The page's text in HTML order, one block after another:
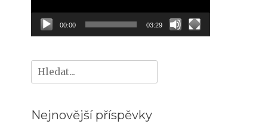
00:00 03:29
Hledat:
Nejnovější příspěvky